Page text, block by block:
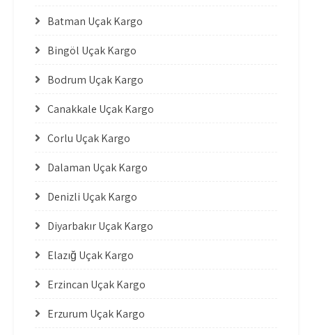
Batman Uçak Kargo
Bingöl Uçak Kargo
Bodrum Uçak Kargo
Çanakkale Uçak Kargo
Çorlu Uçak Kargo
Dalaman Uçak Kargo
Denizli Uçak Kargo
Diyarbakır Uçak Kargo
Elazığ Uçak Kargo
Erzincan Uçak Kargo
Erzurum Uçak Kargo